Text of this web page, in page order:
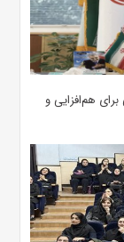
هم‌افزایی و